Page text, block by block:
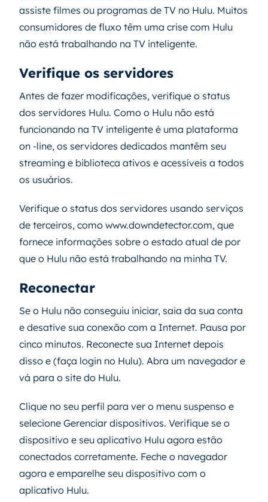
assiste filmes ou programas de TV no Hulu. Muitos
consumidores de fluxo têm uma crise com Hulu
não está trabalhando na TV inteligente.
Verifique os servidores
Antes de fazer modificações, verifique o status
dos servidores Hulu. Como o Hulu não está
funcionando na TV inteligente é uma plataforma
on -line, os servidores dedicados mantêm seu
streaming e biblioteca ativos e acessíveis a todos
os usuários.
Verifique o status dos servidores usando serviços
de terceiros, como www.downdetector.com, que
fornece informações sobre o estado atual de por
que o Hulu não está trabalhando na minha TV.
Reconectar
Se o Hulu não conseguiu iniciar, saia da sua conta
e desative sua conexão com a Internet. Pausa por
cinco minutos. Reconecte sua Internet depois
disso e (faça login no Hulu). Abra um navegador e
vá para o site do Hulu.
Clique no seu perfil para ver o menu suspenso e
selecione Gerenciar dispositivos. Verifique se o
dispositivo e seu aplicativo Hulu agora estão
conectados corretamente. Feche o navegador
agora e emparelhe seu dispositivo com o
aplicativo Hulu.